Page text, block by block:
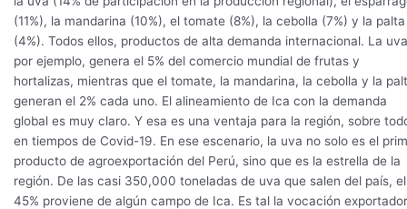
(11%), la mandarina (10%), el tomate (8%), la cebolla (7%) y la palta
(4%). Todos ellos, productos de alta demanda internacional. La
por ejemplo, genera el 5% del comercio mundial de frutas y
hortalizas, mientras que el tomate, la mandarina, la cebolla y la
generan el 2% cada uno. El alineamiento de Ica con la demanda
global es muy claro. Y esa es una ventaja para la región, sobre
en tiempos de Covid-19. En ese escenario, la uva no solo es el
producto de agroexportación del Perú, sino que es la estrella de la
región. De las casi 350,000 toneladas de uva que salen del país, el
45% proviene de algún campo de Ica. Es tal la vocación